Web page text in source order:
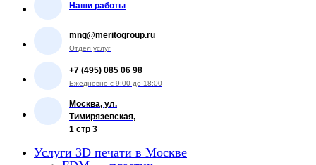
Наши работы
mng@meritogroup.ru
Отдел услуг
+7 (495) 085 06 98
Ежедневно с 9:00 до 18:00
Москва, ул.
Тимирязевская,
1 стр 3
Услуги 3D печати в Москве